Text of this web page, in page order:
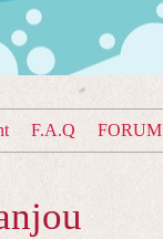
F.A.Q FORUM